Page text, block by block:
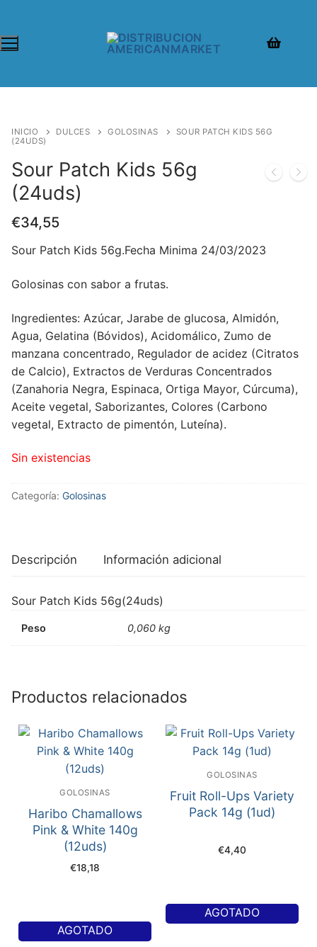
INICIO DULCES GOLOSINAS
SOUR PATCH KIDS 56G
(24UDS)
Sour Patch Kids 56g
(24uds)
€34,55
Sour Patch Kids 56g.Fecha Minima 24/03/2023
Golosinas con sabor a frutas.
Ingredientes: Azúcar, Jarabe de glucosa, Almidón,
Agua, Gelatina (Bóvidos), Acidomálico, Zumo de
manzana concentrado, Regulador de acidez (Citratos
de Calcio), Extractos de Verduras Concentrados
(Zanahoria Negra, Espinaca, Ortiga Mayor, Cúrcuma),
Aceite vegetal, Saborizantes, Colores (Carbono
vegetal, Extracto de pimentón, Luteína).
Sin existencias
Categoría: Golosinas
Descripción Información adicional
Sour Patch Kids 56g(24uds)
Peso 0,060 kg
Productos relacionados
GOLOSINAS
Haribo Chamallows
Pink & White 140g
(12uds)
€18,18
AGOTADO
GOLOSINAS
Fruit Roll-Ups Variety
Pack 14g (1ud)
€4,40
AGOTADO